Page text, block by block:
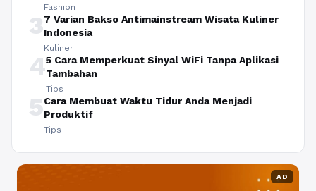
Fashion
37 Varian Bakso Antimainstream Wisata Kuliner
Indonesia
Kuliner
45 Cara Memperkuat Sinyal WiFi Tanpa Aplikasi
Tambahan
Tips
5Cara Membuat Waktu Tidur Anda Menjadi
Produktif
Tips
AD